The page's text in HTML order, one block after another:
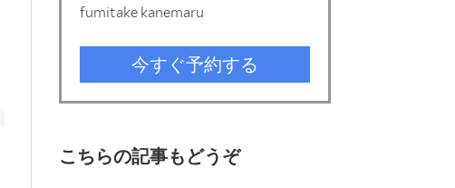
こちらの記事もどうぞ